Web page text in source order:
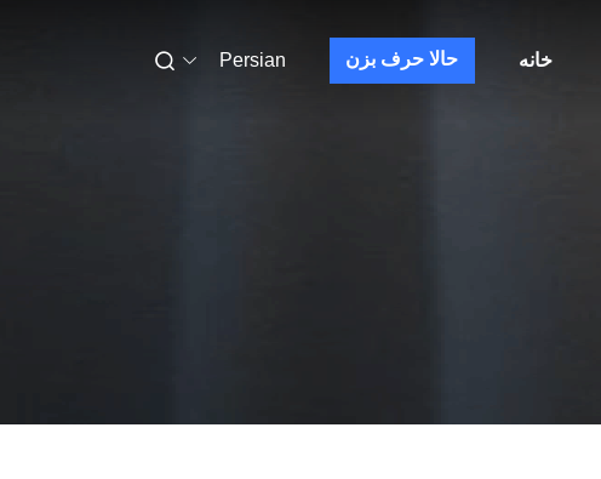
خانه حالا حرف بزن Persian